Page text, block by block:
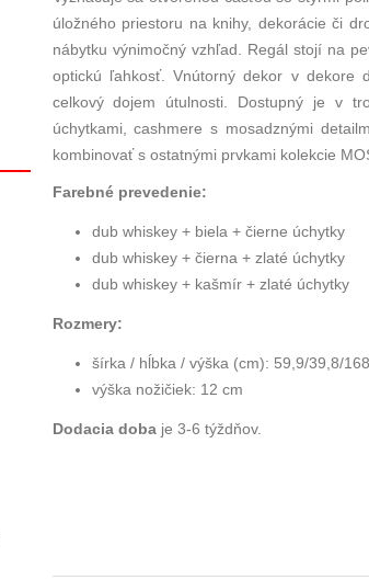
úložného priestoru na knihy, dekorácie či
nábytku výnimočný vzhľad. Regál stojí na
optickú ľahkosť. Vnútorný dekor v dekore
celkový dojem útulnosti. Dostupný je v
úchytkami, cashmere s mosadznými
kombinovať s ostatnými prvkami kolekcie
Farebné prevedenie:
dub whiskey + biela + čierne úchytky
dub whiskey + čierna + zlaté úchytky
dub whiskey + kašmír + zlaté úchytky
Rozmery:
šírka / hĺbka / výška (cm): 59,9/39,8/
výška nožičiek: 12 cm
Dodacia dobaje 3-6 týždňov.